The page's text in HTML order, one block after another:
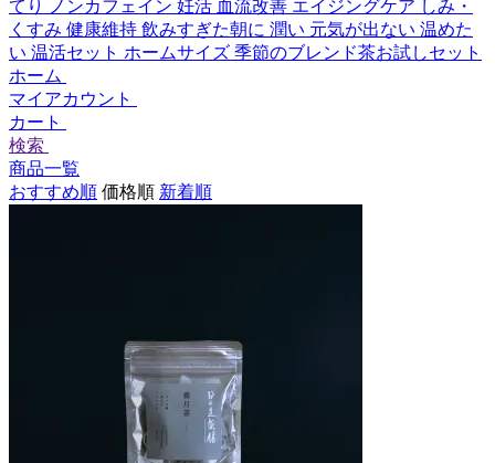
てり
ノンカフェイン 妊活 血流改善 エイジングケア しみ・
くすみ 健康維持 飲みすぎた朝に 潤い 元気が出ない 温めた
い 温活セット ホームサイズ 季節のブレンド茶お試しセット
ホーム
マイアカウント
カート
検索
商品一覧
おすすめ順 価格順 新着順